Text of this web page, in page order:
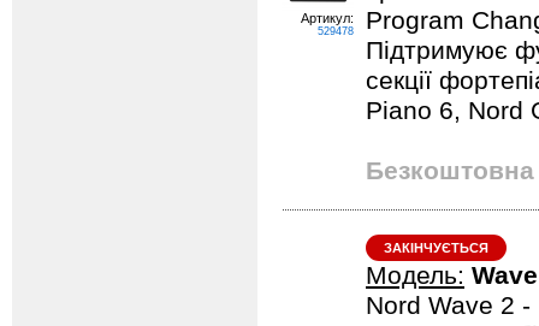
Артикул:
529478
Program
Підтримуює
секції
Piano 6, Nord
Безкоштовна
ЗАКІНЧУЄТЬСЯ
Модель:
Nord Wave 2 -